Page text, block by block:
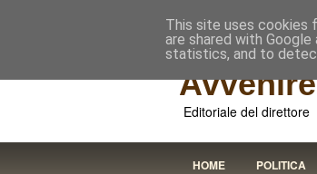
Editoriale del direttore
HOME POLITICA
This site uses cookies
are shared with
statistics, and to